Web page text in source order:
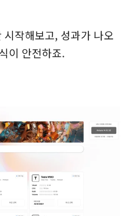
작해보고, 성과가 나오
이 안전하죠.